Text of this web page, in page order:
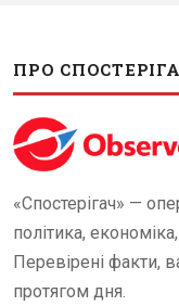
ПРО
«Спостерігач» —
політика,
Перевірені факти,
протягом дня.